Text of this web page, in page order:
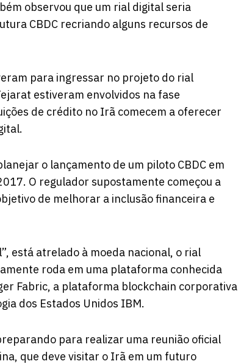
observou que um rial digital seria
CBDC recriando alguns recursos de
para ingressar no projeto do rial
estiveram envolvidos na fase
de crédito no Irã comecem a oferecer
o lançamento de um piloto CBDC em
O regulador supostamente começou a
de melhorar a inclusão financeira e
está atrelado à moeda nacional, o rial
roda em uma plataforma conhecida
Fabric, a plataforma blockchain corporativa
dos Estados Unidos IBM.
para realizar uma reunião oficial
que deve visitar o Irã em um futuro